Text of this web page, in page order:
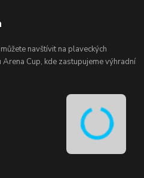
navštívit na plaveckých
Arena Cup, kde zastupujeme výhradní